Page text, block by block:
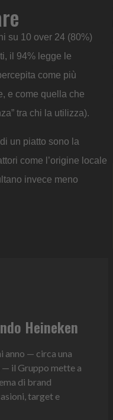
su 10 over 24 (80%)
il 94% legge le
come più
e come quella che
tra chi la utilizza).
un piatto sono la
come l’origine locale
invece meno
Heineken
— circa una
il Gruppo mette a
di brand
target e